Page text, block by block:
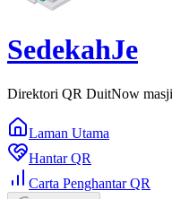
SedekahJe
Direktori QR DuitNow
Laman Utama
Hantar QR
Carta Penghantar QR